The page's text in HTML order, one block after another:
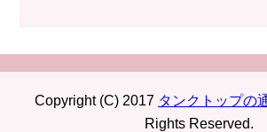
Copyright (C) 2017 タンクトップの
Rights Reserved.